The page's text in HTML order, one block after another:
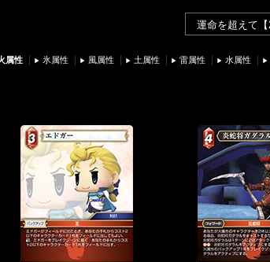
属性 氷属性 風属性 土属性 雷属性 水属性